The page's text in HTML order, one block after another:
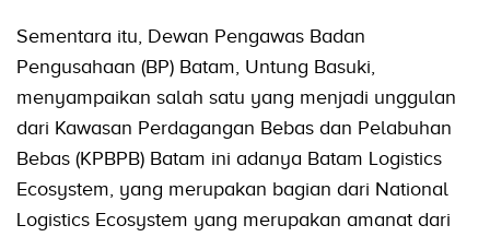
Sementara itu, Dewan Pengawas Badan
Pengusahaan (BP) Batam, Untung Basuki,
menyampaikan salah satu yang menjadi unggulan
dari Kawasan Perdagangan Bebas dan Pelabuhan
Bebas (KPBPB) Batam ini adanya Batam Logistics
Ecosystem, yang merupakan bagian dari National
Logistics Ecosystem yang merupakan amanat dari